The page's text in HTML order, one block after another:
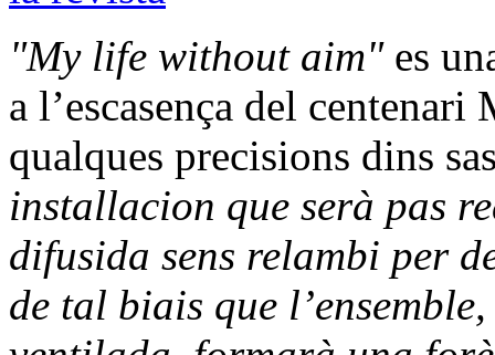
"My life without aim"es
a l’escasença del
qualques precisions dins
installacion que serà pas
difusida sens relambi per
de tal biais que